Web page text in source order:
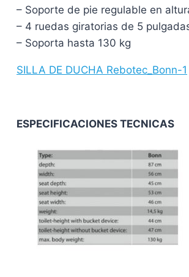
– Soporte de pie regulable en
– 4 ruedas giratorias de 5
– Soporta hasta 130 kg
SILLA DE DUCHA Rebotec_Bonn-1
ESPECIFICACIONES TECNICAS